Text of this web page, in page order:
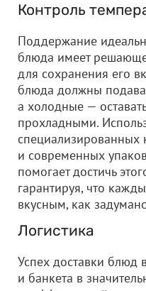
Контроль
Поддержание
блюда имеет
для сохранения его
блюда должны
а холодные —
прохладными.
специализированных
и современных
помогает достичь
гарантируя, что
вкусным, как
Логистика
Успех доставки блюд
и банкета в